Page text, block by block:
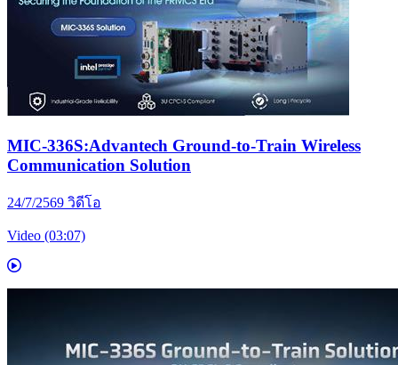
MIC-336S:Advantech Ground-to-Train Wireless
Communication Solution
24/7/2569 วิดีโอ
Video (03:07)